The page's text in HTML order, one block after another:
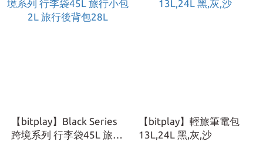
【bitplay】Black Series
跨境系列 行李袋45L 旅行
【bitplay】輕旅筆電包
13L,24L 黑,灰,沙